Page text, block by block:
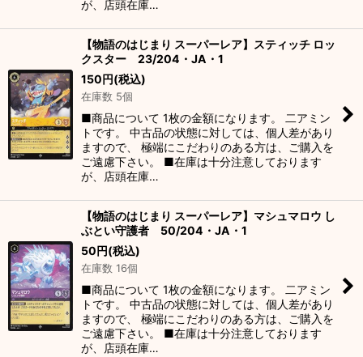
が、店頭在庫…
【物語のはじまり スーパーレア】スティッチ ロッ
クスター 23/204・JA・1
150円(税込)
在庫数 5個
■商品について 1枚の金額になります。 二アミン
トです。 中古品の状態に対しては、個人差があり
ますので、 極端にこだわりのある方は、ご購入を
ご遠慮下さい。 ■在庫は十分注意しております
が、店頭在庫…
【物語のはじまり スーパーレア】マシュマロウ し
ぶとい守護者 50/204・JA・1
50円(税込)
在庫数 16個
■商品について 1枚の金額になります。 二アミン
トです。 中古品の状態に対しては、個人差があり
ますので、 極端にこだわりのある方は、ご購入を
ご遠慮下さい。 ■在庫は十分注意しております
が、店頭在庫…